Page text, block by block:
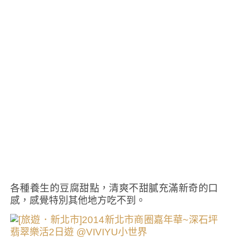
各種養生的豆腐甜點，清爽不甜膩充滿新奇的口
感，感覺特別其他地方吃不到。